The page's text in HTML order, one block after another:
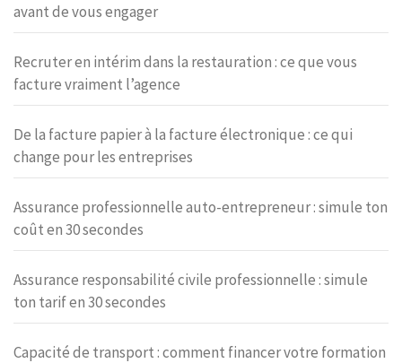
avant de vous engager
Recruter en intérim dans la restauration : ce que vous
facture vraiment l’agence
De la facture papier à la facture électronique : ce qui
change pour les entreprises
Assurance professionnelle auto-entrepreneur : simule ton
coût en 30 secondes
Assurance responsabilité civile professionnelle : simule
ton tarif en 30 secondes
Capacité de transport : comment financer votre formation